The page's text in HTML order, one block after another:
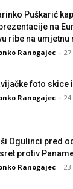
Puškarić
na
ribe na umjetnu
Ranogajec -
foto skice
Ranogajec -
Ogulinci pred
protiv
Ranogajec -